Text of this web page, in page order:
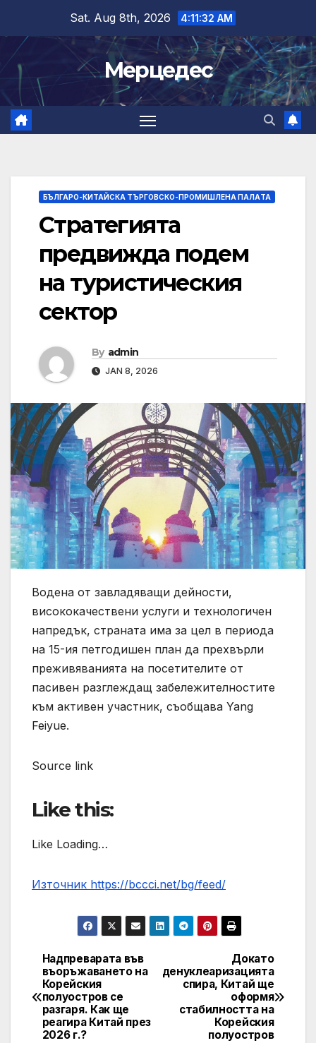
content
Sat. Aug 8th, 2026 4:11:33 AM
Мерцедес
БЪЛГАРО-КИТАЙСКА ТЪРГОВСКО-ПРОМИШЛЕНА ПАЛAТА
Стратегията
предвижда подем
на туристическия
сектор
By admin
JAN 8, 2026
Водена от завладяващи дейности,
висококачествени услуги и технологичен
напредък, страната има за цел в периода
на 15-ия петгодишен план да прехвърли
преживяванията на посетителите от
пасивен разглеждащ забележителностите
към активен участник, съобщава Yang
Feiyue.
Source link
Like this:
Like Loading…
Източник https://bccci.net/bg/feed/
Post
navigation
Докато
денуклеаризацията
спира, Китай ще
оформя
стабилността на
Корейския
полуостров
Надпреварата във
въоръжаването на
Корейския
полуостров се
разгаря. Как ще
реагира Китай през
2026 г.?